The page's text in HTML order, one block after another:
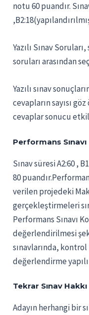
notu 60 puandır.
Yazılı Sınav
soruları arasından
Yazılı sınav
cevapların sayısı
cevaplar sonucu
Performans Sınavı
Sınav süresi A2:60 ,
80
verilen projedeki
gerçekleştirmeleri
Performans Sınavı
değerlendirilmesi
sınavlarında,
değerlendirme
Tekrar Sınav Hakkı
Adayın herhangi bir